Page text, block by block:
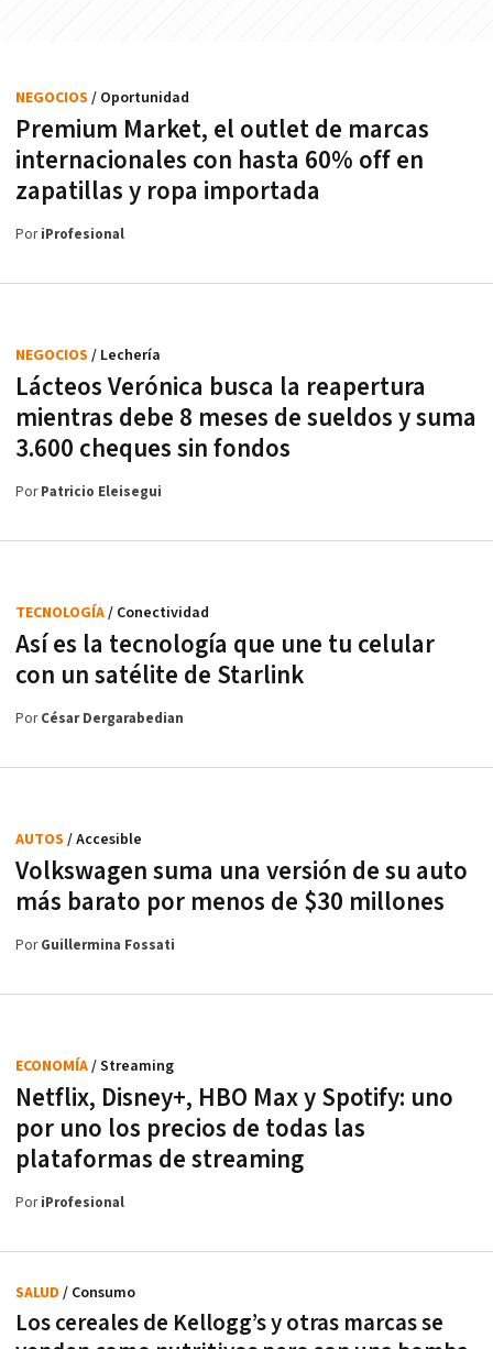
Premium Market, el outlet de marcas
internacionales con hasta 60% off en
zapatillas y ropa importada
NEGOCIOS / Oportunidad
PoriProfesional
Lácteos Verónica busca la reapertura
mientras debe 8 meses de sueldos y suma
3.600 cheques sin fondos
NEGOCIOS / Lechería
PorPatricio Eleisegui
Así es la tecnología que une tu celular
con un satélite de Starlink
TECNOLOGÍA/ Conectividad
PorCésar Dergarabedian
Volkswagen suma una versión de su auto
más barato por menos de $30 millones
AUTOS / Accesible
PorGuillermina Fossati
Netflix, Disney+, HBO Max y Spotify: uno
por uno los precios de todas las
plataformas de streaming
ECONOMÍA/ Streaming
PoriProfesional
Los cereales de Kellogg’s y otras marcas se
SALUD / Consumo